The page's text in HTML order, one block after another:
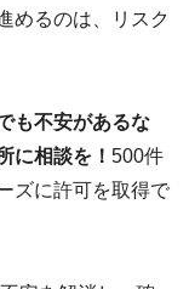
めるのは、リスク
も不安があるな
に相談を！ 500件
ズに許可を取得で